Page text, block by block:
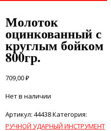
Молоток
оцинкованный с
круглым бойком
800гр.
709,00₽
Нет в наличии
Артикул: 44438Категория:
РУЧНОЙ УДАРНЫЙ ИНСТРУМЕНТ